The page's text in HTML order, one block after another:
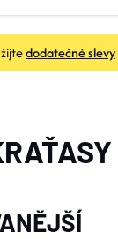
dodatečné slevy